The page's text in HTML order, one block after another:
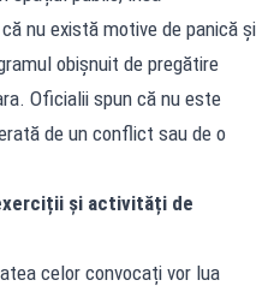
nu există motive de panică și
obișnuit de pregătire
Oficialii spun că nu este
de un conflict sau de o
și activități de
celor convocați vor lua